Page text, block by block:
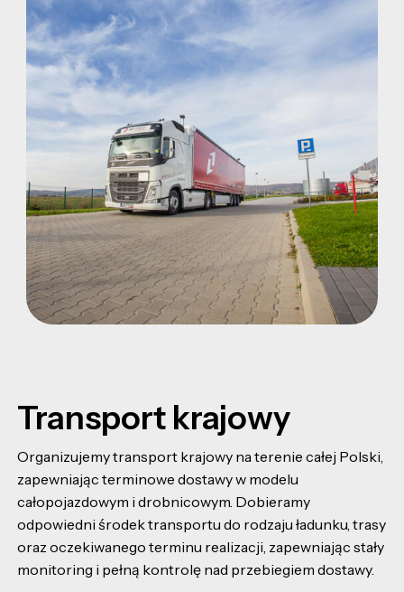
Transport krajowy
Organizujemy transport krajowy na terenie całej Polski,
zapewniając terminowe dostawy w modelu
całopojazdowym i drobnicowym. Dobieramy
odpowiedni środek transportu do rodzaju ładunku, trasy
oraz oczekiwanego terminu realizacji, zapewniając stały
monitoring i pełną kontrolę nad przebiegiem dostawy.